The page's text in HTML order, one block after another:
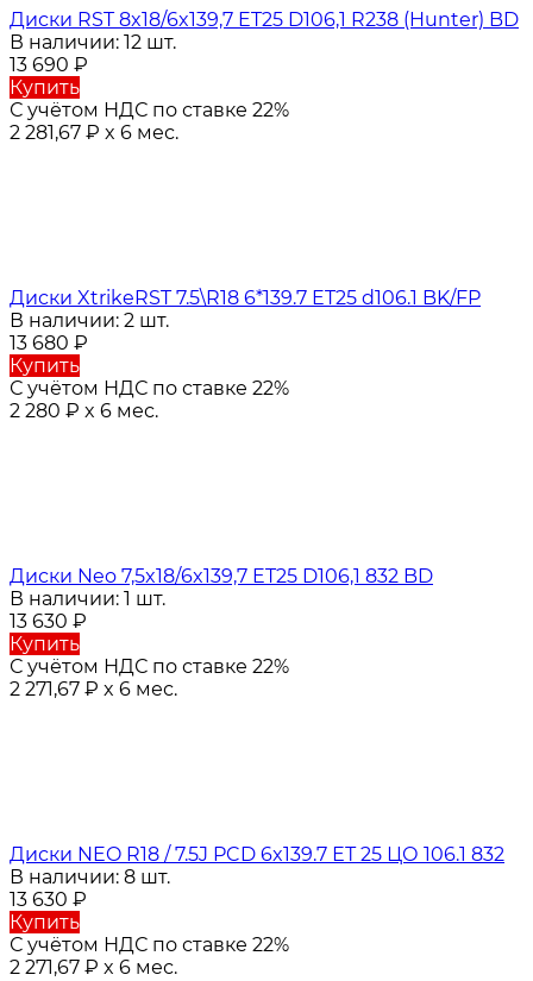
Диски RST 8x18/6x139,7 ET25 D106,1 R238 (Hunter) BD
В наличии: 12 шт.
13 690 ₽
Купить
С учётом НДС по ставке 22%
2 281,67 ₽ x 6 мес.
Диски XtrikeRST 7.5\R18 6*139.7 ET25 d106.1 BK/FP
В наличии: 2 шт.
13 680 ₽
Купить
С учётом НДС по ставке 22%
2 280 ₽ x 6 мес.
Диски Neo 7,5x18/6x139,7 ET25 D106,1 832 BD
В наличии: 1 шт.
13 630 ₽
Купить
С учётом НДС по ставке 22%
2 271,67 ₽ x 6 мес.
Диски NEO R18 / 7.5J PCD 6x139.7 ЕТ 25 ЦО 106.1 832
В наличии: 8 шт.
13 630 ₽
Купить
С учётом НДС по ставке 22%
2 271,67 ₽ x 6 мес.